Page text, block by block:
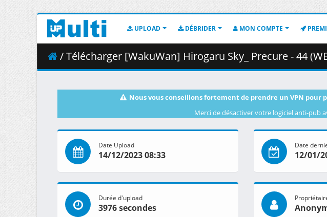
UPLOAD DÉBRIDER MON COMPTE
/ Télécharger [WakuWan] Hirogaru Sky_ Precure - 44 (WEB 1080p
Nous vous conseillons fortement de prendre un VPN
Merci de désactiver votre logiciel anti-pub
Date Upload
14/12/2023 08:33
Date
12/01/
Durée d'upload
3976 secondes